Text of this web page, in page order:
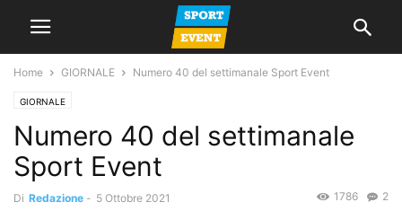
Home GIORNALE Numero 40 del settimanale Sport Event
GIORNALE
Numero 40 del settimanale
Sport Event
Di Redazione - 5 Ottobre 2021 2
1786